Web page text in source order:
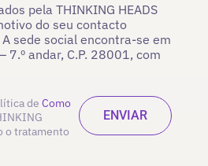
pela THINKING HEADS
do seu contacto
sede social encontra-se em
7.º andar, C.P. 28001, com
de Como
o tratamento